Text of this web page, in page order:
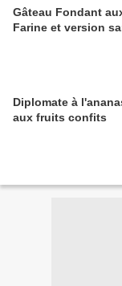
Gâteau Fondant
Farine et version
Diplomate à
aux fruits confits